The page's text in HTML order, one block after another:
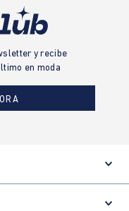
y recibe
en moda